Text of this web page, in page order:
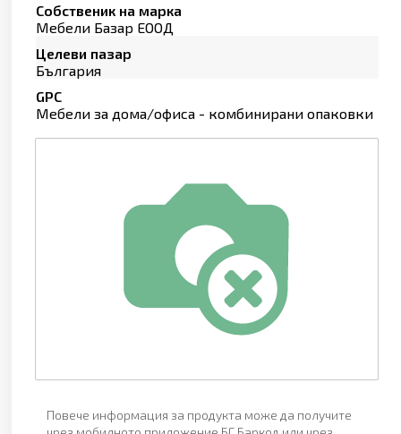
Собственик на марка
Мебели Базар ЕООД
Целеви пазар
България
GPC
Мебели за дома/офиса - комбинирани опаковки
Повече информация за продукта може да получите